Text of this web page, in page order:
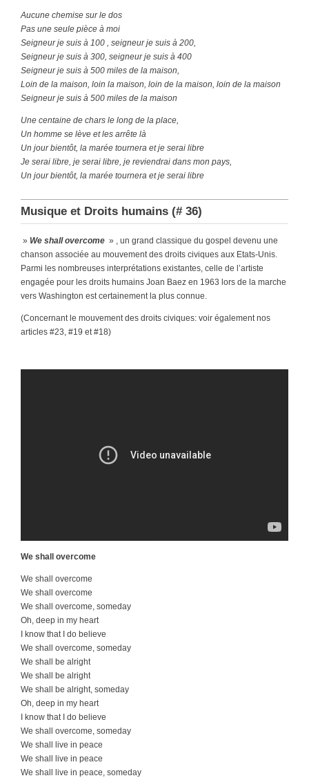
Aucune chemise sur le dos
Pas une seule pièce à moi
Seigneur je suis à 100 , seigneur je suis à 200,
Seigneur je suis à 300, seigneur je suis à 400
Seigneur je suis à 500 miles de la maison,
Loin de la maison, loin la maison, loin de la maison, loin de la maison
Seigneur je suis à 500 miles de la maison
Une centaine de chars le long de la place,
Un homme se lève et les arrête là
Un jour bientôt, la marée tournera et je serai libre
Je serai libre, je serai libre, je reviendrai dans mon pays,
Un jour bientôt, la marée tournera et je serai libre
Musique et Droits humains (# 36)
» We shall overcome » , un grand classique du gospel devenu une
chanson associée au mouvement des droits civiques aux Etats-Unis.
Parmi les nombreuses interprétations existantes, celle de l’artiste
engagée pour les droits humains Joan Baez en 1963 lors de la marche
vers Washington est certainement la plus connue.
(Concernant le mouvement des droits civiques: voir également nos
articles #23, #19 et #18)
We shall overcome
We shall overcome
We shall overcome
We shall overcome, someday
Oh, deep in my heart
I know that I do believe
We shall overcome, someday
We shall be alright
We shall be alright
We shall be alright, someday
Oh, deep in my heart
I know that I do believe
We shall overcome, someday
We shall live in peace
We shall live in peace
We shall live in peace, someday